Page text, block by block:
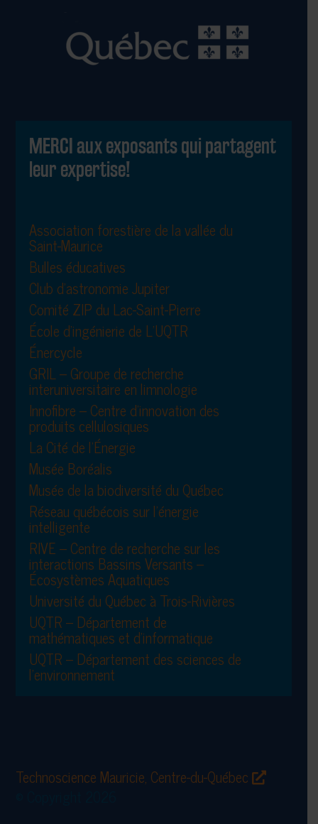
MERCI aux exposants qui partagent
leur expertise!
Association forestière de la vallée du
Saint-Maurice
Bulles éducatives
Club d’astronomie Jupiter
Comité ZIP du Lac-Saint-Pierre
École d’ingénierie de L’UQTR
Énercycle
GRIL – Groupe de recherche
interuniversitaire en limnologie
Innofibre – Centre d’innovation des
produits cellulosiques
La Cité de l’Énergie
Musée Boréalis
Musée de la biodiversité du Québec
Réseau québécois sur l’énergie
intelligente
RIVE – Centre de recherche sur les
interactions Bassins Versants –
Écosystèmes Aquatiques
Université du Québec à Trois-Rivières
UQTR – Département de
mathématiques et d’informatique
UQTR – Département des sciences de
l’environnement
Technoscience Mauricie, Centre-du-Québec